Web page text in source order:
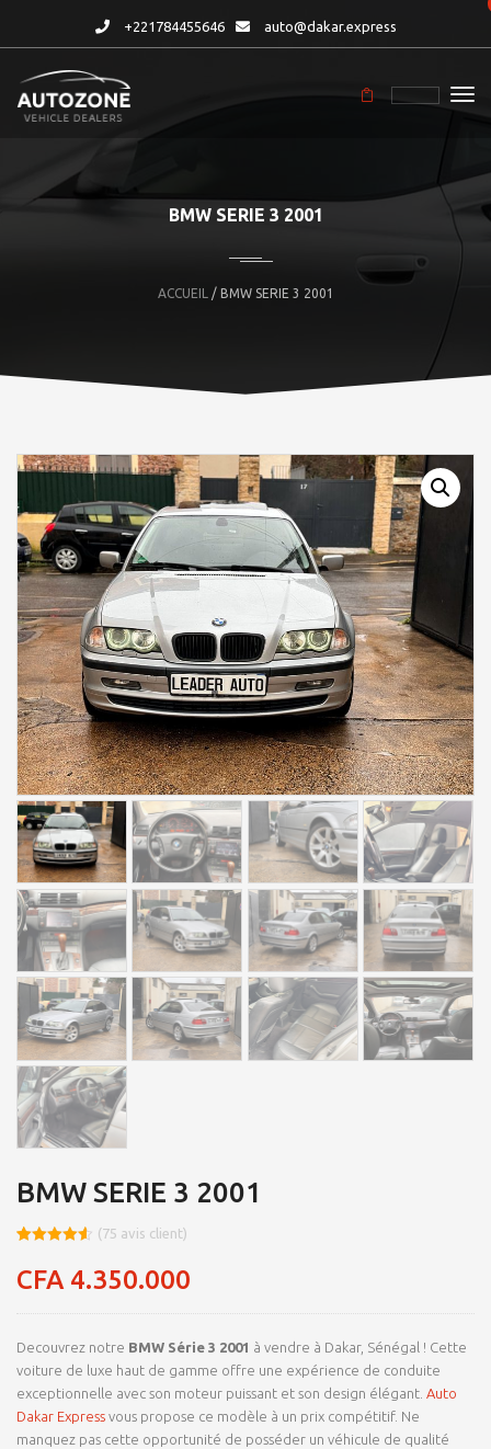
+221784455646 auto@dakar.express
BMW SERIE 3 2001
ACCUEIL / BMW SERIE 3 2001
BMW SERIE 3 2001
sur 5
basé sur
client
(75 avis client)
CFA 4.350.000
Decouvrez notre BMW Série 3 2001 à vendre à Dakar, Sénégal ! Cette
voiture de luxe haut de gamme offre une expérience de conduite
exceptionnelle avec son moteur puissant et son design élégant. Auto
Dakar Express vous propose ce modèle à un prix compétitif. Ne
manquez pas cette opportunité de posséder un véhicule de qualité